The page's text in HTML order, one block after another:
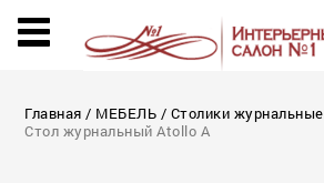
Главная / МЕБЕЛЬ / Столики журнальные
Стол журнальный Atollo A